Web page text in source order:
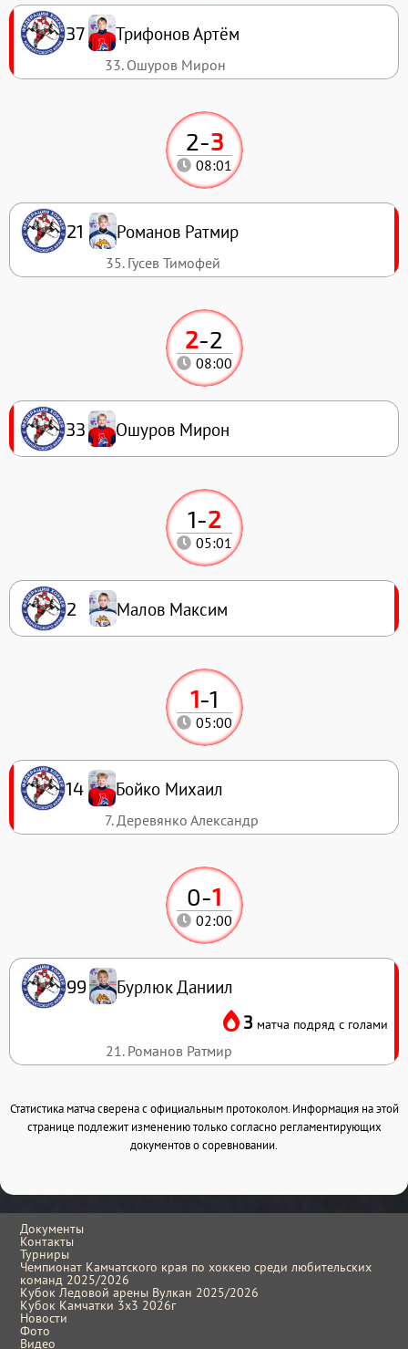
0-1
02:00
99 Бурлюк Даниил
3 матча подряд с голами
21. Романов Ратмир
1-1
05:00
14 Бойко Михаил
7. Деревянко Александр
1-2
05:01
2 Малов Максим
2-2
08:00
33 Ошуров Мирон
2-3
08:01
21 Романов Ратмир
35. Гусев Тимофей
37 Трифонов Артём
33. Ошуров Мирон
Статистика матча сверена с официальным протоколом. Информация на этой
странице подлежит изменению только согласно регламентирующих
документов о соревновании.
Документы
Контакты
Турниры
Чемпионат Камчатского края по хоккею среди любительских
команд 2025/2026
Кубок Ледовой арены Вулкан 2025/2026
Кубок Камчатки 3x3 2026г
Новости
Фото
Видео